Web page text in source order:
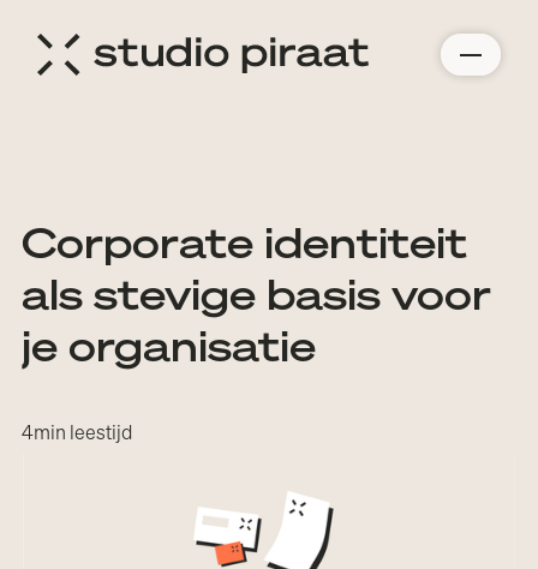
Corporate identiteit
als stevige basis voor
je organisatie
4min leestijd